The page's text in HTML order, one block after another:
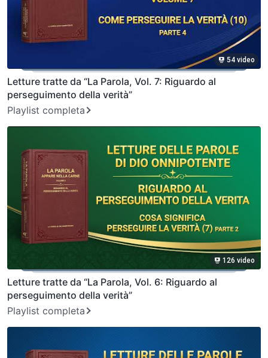
54 video
Letture tratte da “La Parola, Vol. 7: Riguardo al
perseguimento della verità”
Playlist completa
126 video
Letture tratte da “La Parola, Vol. 6: Riguardo al
perseguimento della verità”
Playlist completa